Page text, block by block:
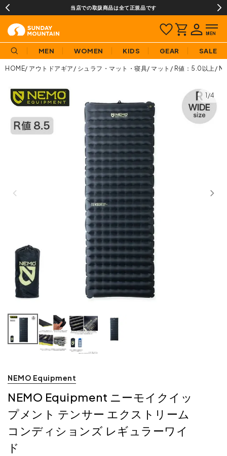
当店での取扱商品は全て正規品です
MEN WOMEN KIDS GEAR SALE
HOME アウトドアギア シュラフ・マット・寝具 マット R値：5.0以上
1/4
NEMO Equipment
NEMO Equipment ニーモイクイッ
プメント テンサー エクストリーム
コンディションズ レギュラーワイ
ド